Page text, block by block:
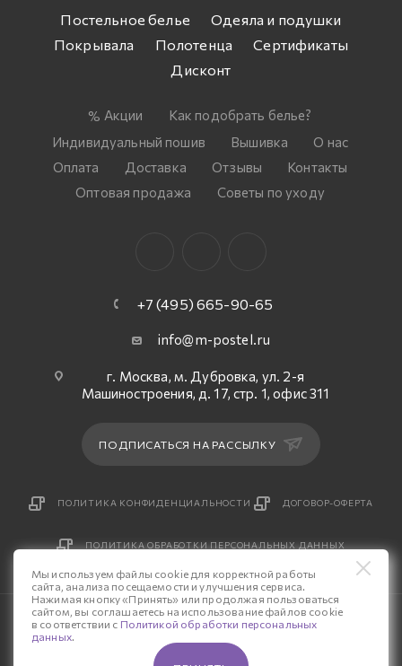
Постельное белье
Одеяла и подушки
Покрывала
Полотенца
Сертификаты
Дисконт
Акции
Как подобрать белье?
Индивидуальный пошив
Вышивка
О нас
Оплата
Доставка Отзывы
Контакты
Оптовая продажа
Советы по уходу
+7 (495) 665-90-65
info@m-postel.ru
г. Москва, м. Дубровка, ул. 2-я
Машиностроения, д. 17, стр. 1, офис 311
ПОДПИСАТЬСЯ НА РАССЫЛКУ
ПОЛИТИКА КОНФИДЕНЦИАЛЬНОСТИ ДОГОВОР-ОФЕРТА
ПОЛИТИКА ОБРАБОТКИ ПЕРСОНАЛЬНЫХ ДАННЫХ
© 2026 Интернет-магазин «М-Постель».
Разработка сайта — «Четвертый Рим»
Мы используем файлы cookie для корректной работы
сайта, анализа посещаемости и улучшения сервиса.
Нажимая кнопку «Принять» или продолжая пользоваться
сайтом, вы соглашаетесь на использование файлов cookie
в соответствии с Политикой обработки персональных
данных.